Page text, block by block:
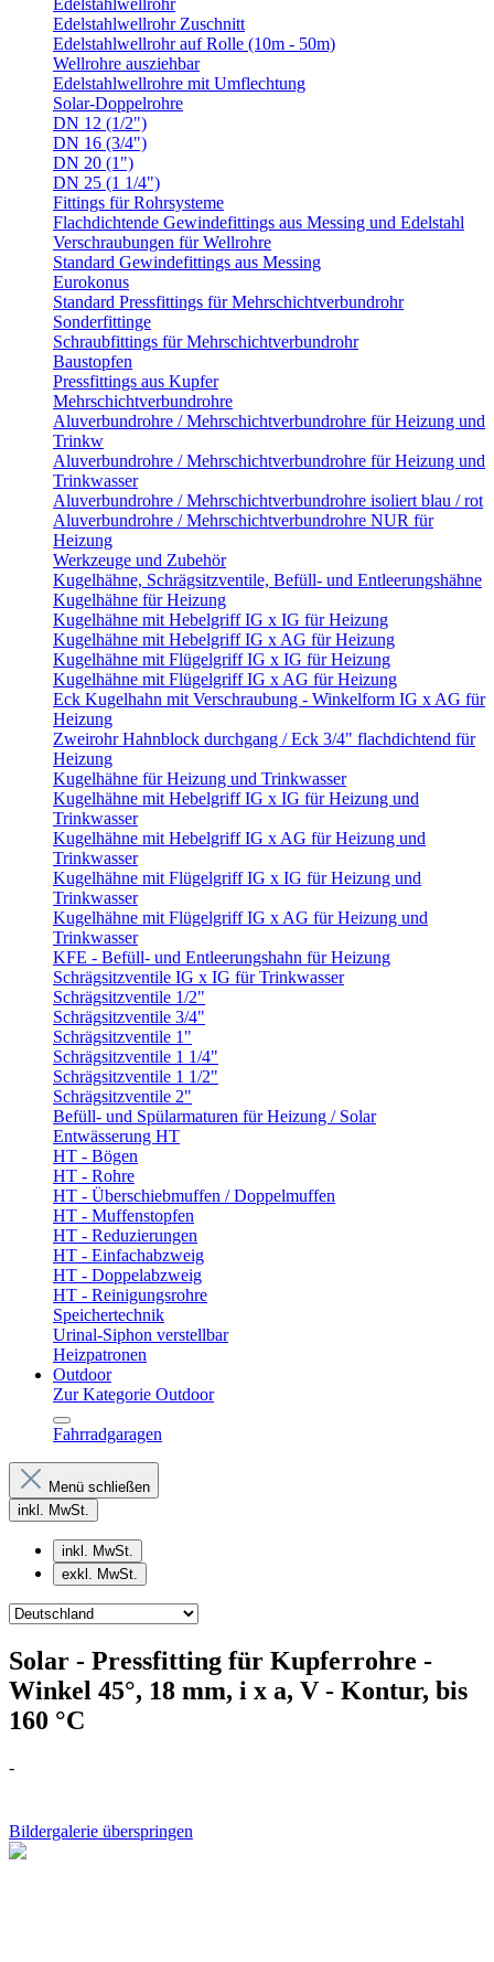
Edelstahlwellrohr
Edelstahlwellrohr Zuschnitt
Edelstahlwellrohr auf Rolle (10m - 50m)
Wellrohre ausziehbar
Edelstahlwellrohre mit Umflechtung
Solar-Doppelrohre
DN 12 (1/2")
DN 16 (3/4")
DN 20 (1")
DN 25 (1 1/4")
Fittings für Rohrsysteme
Flachdichtende Gewindefittings aus Messing und Edelstahl
Verschraubungen für Wellrohre
Standard Gewindefittings aus Messing
Eurokonus
Standard Pressfittings für Mehrschichtverbundrohr
Sonderfittinge
Schraubfittings für Mehrschichtverbundrohr
Baustopfen
Pressfittings aus Kupfer
Mehrschichtverbundrohre
Aluverbundrohre / Mehrschichtverbundrohre für Heizung und
Trinkw
Aluverbundrohre / Mehrschichtverbundrohre für Heizung und
Trinkwasser
Aluverbundrohre / Mehrschichtverbundrohre isoliert blau / rot
Aluverbundrohre / Mehrschichtverbundrohre NUR für
Heizung
Werkzeuge und Zubehör
Kugelhähne, Schrägsitzventile, Befüll- und Entleerungshähne
Kugelhähne für Heizung
Kugelhähne mit Hebelgriff IG x IG für Heizung
Kugelhähne mit Hebelgriff IG x AG für Heizung
Kugelhähne mit Flügelgriff IG x IG für Heizung
Kugelhähne mit Flügelgriff IG x AG für Heizung
Eck Kugelhahn mit Verschraubung - Winkelform IG x AG für
Heizung
Zweirohr Hahnblock durchgang / Eck 3/4" flachdichtend für
Heizung
Kugelhähne für Heizung und Trinkwasser
Kugelhähne mit Hebelgriff IG x IG für Heizung und
Trinkwasser
Kugelhähne mit Hebelgriff IG x AG für Heizung und
Trinkwasser
Kugelhähne mit Flügelgriff IG x IG für Heizung und
Trinkwasser
Kugelhähne mit Flügelgriff IG x AG für Heizung und
Trinkwasser
KFE - Befüll- und Entleerungshahn für Heizung
Schrägsitzventile IG x IG für Trinkwasser
Schrägsitzventile 1/2"
Schrägsitzventile 3/4"
Schrägsitzventile 1"
Schrägsitzventile 1 1/4"
Schrägsitzventile 1 1/2"
Schrägsitzventile 2"
Befüll- und Spülarmaturen für Heizung / Solar
Entwässerung HT
HT - Bögen
HT - Rohre
HT - Überschiebmuffen / Doppelmuffen
HT - Muffenstopfen
HT - Reduzierungen
HT - Einfachabzweig
HT - Doppelabzweig
HT - Reinigungsrohre
Speichertechnik
Urinal-Siphon verstellbar
Heizpatronen
Outdoor
Zur Kategorie Outdoor
Fahrradgaragen
Menü schließen
inkl. MwSt.
inkl. MwSt.
exkl. MwSt.
Solar - Pressfitting für Kupferrohre -
Winkel 45°, 18 mm, i x a, V - Kontur, bis
160 °C
-
Bildergalerie überspringen